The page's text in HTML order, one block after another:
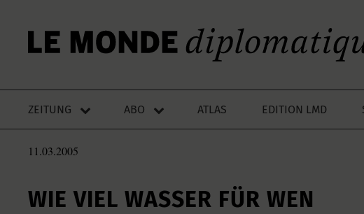
ZEITUNG ABO ATLAS EDITION LMD
11.03.2005
WIE VIEL WASSER FÜR WEN